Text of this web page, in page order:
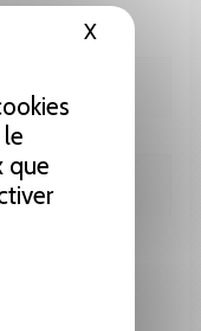
que
XMasquer